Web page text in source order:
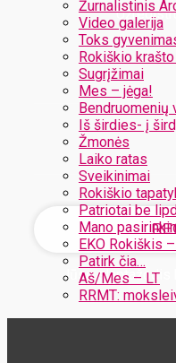
Žurnalistinis
Video galerija
Toks
Rokiškio
Sugrįžimai
Mes – jėga!
Bendruomenių
Iš širdies- į
Žmonės
Laiko ratas
Sveikinimai
Rokiškio
Patriotai be
Mano
EKO Rokiškis
Patirk čia…
Aš/Mes – LT
RRMT:
Jūsų slaptažodis